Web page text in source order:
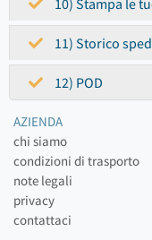
10) Stampa le
11) Storico
12) POD
AZIENDA
chi siamo
condizioni di trasporto
note legali
privacy
contattaci